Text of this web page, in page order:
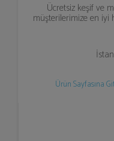
Ücretsiz keşif ve
müşterilerimize en iyi
Ürün Sayfasına